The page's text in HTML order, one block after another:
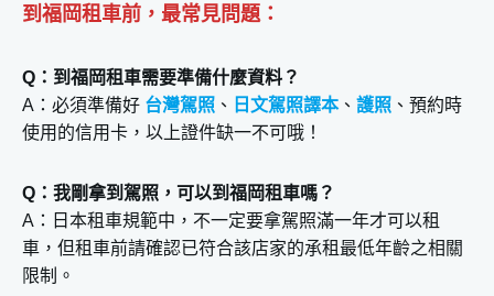
到福岡租車前，最常見問題：
Q：到福岡租車需要準備什麼資料？
A：必須準備好 台灣駕照 、 日文駕照譯本、 護照 、預約時
使用的信用卡，以上證件缺一不可哦！
Q：我剛拿到駕照，可以到福岡租車嗎？
A：日本租車規範中，不一定要拿駕照滿一年才可以租
車，但租車前請確認已符合該店家的承租最低年齡之相關
限制。